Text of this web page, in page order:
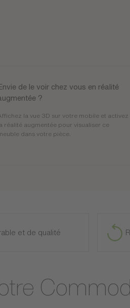
de le voir chez vous en réalité
?
la vue 3D sur votre mobile et activez
réalité augmentée pour visualiser ce
dans votre pièce.
et de qualité